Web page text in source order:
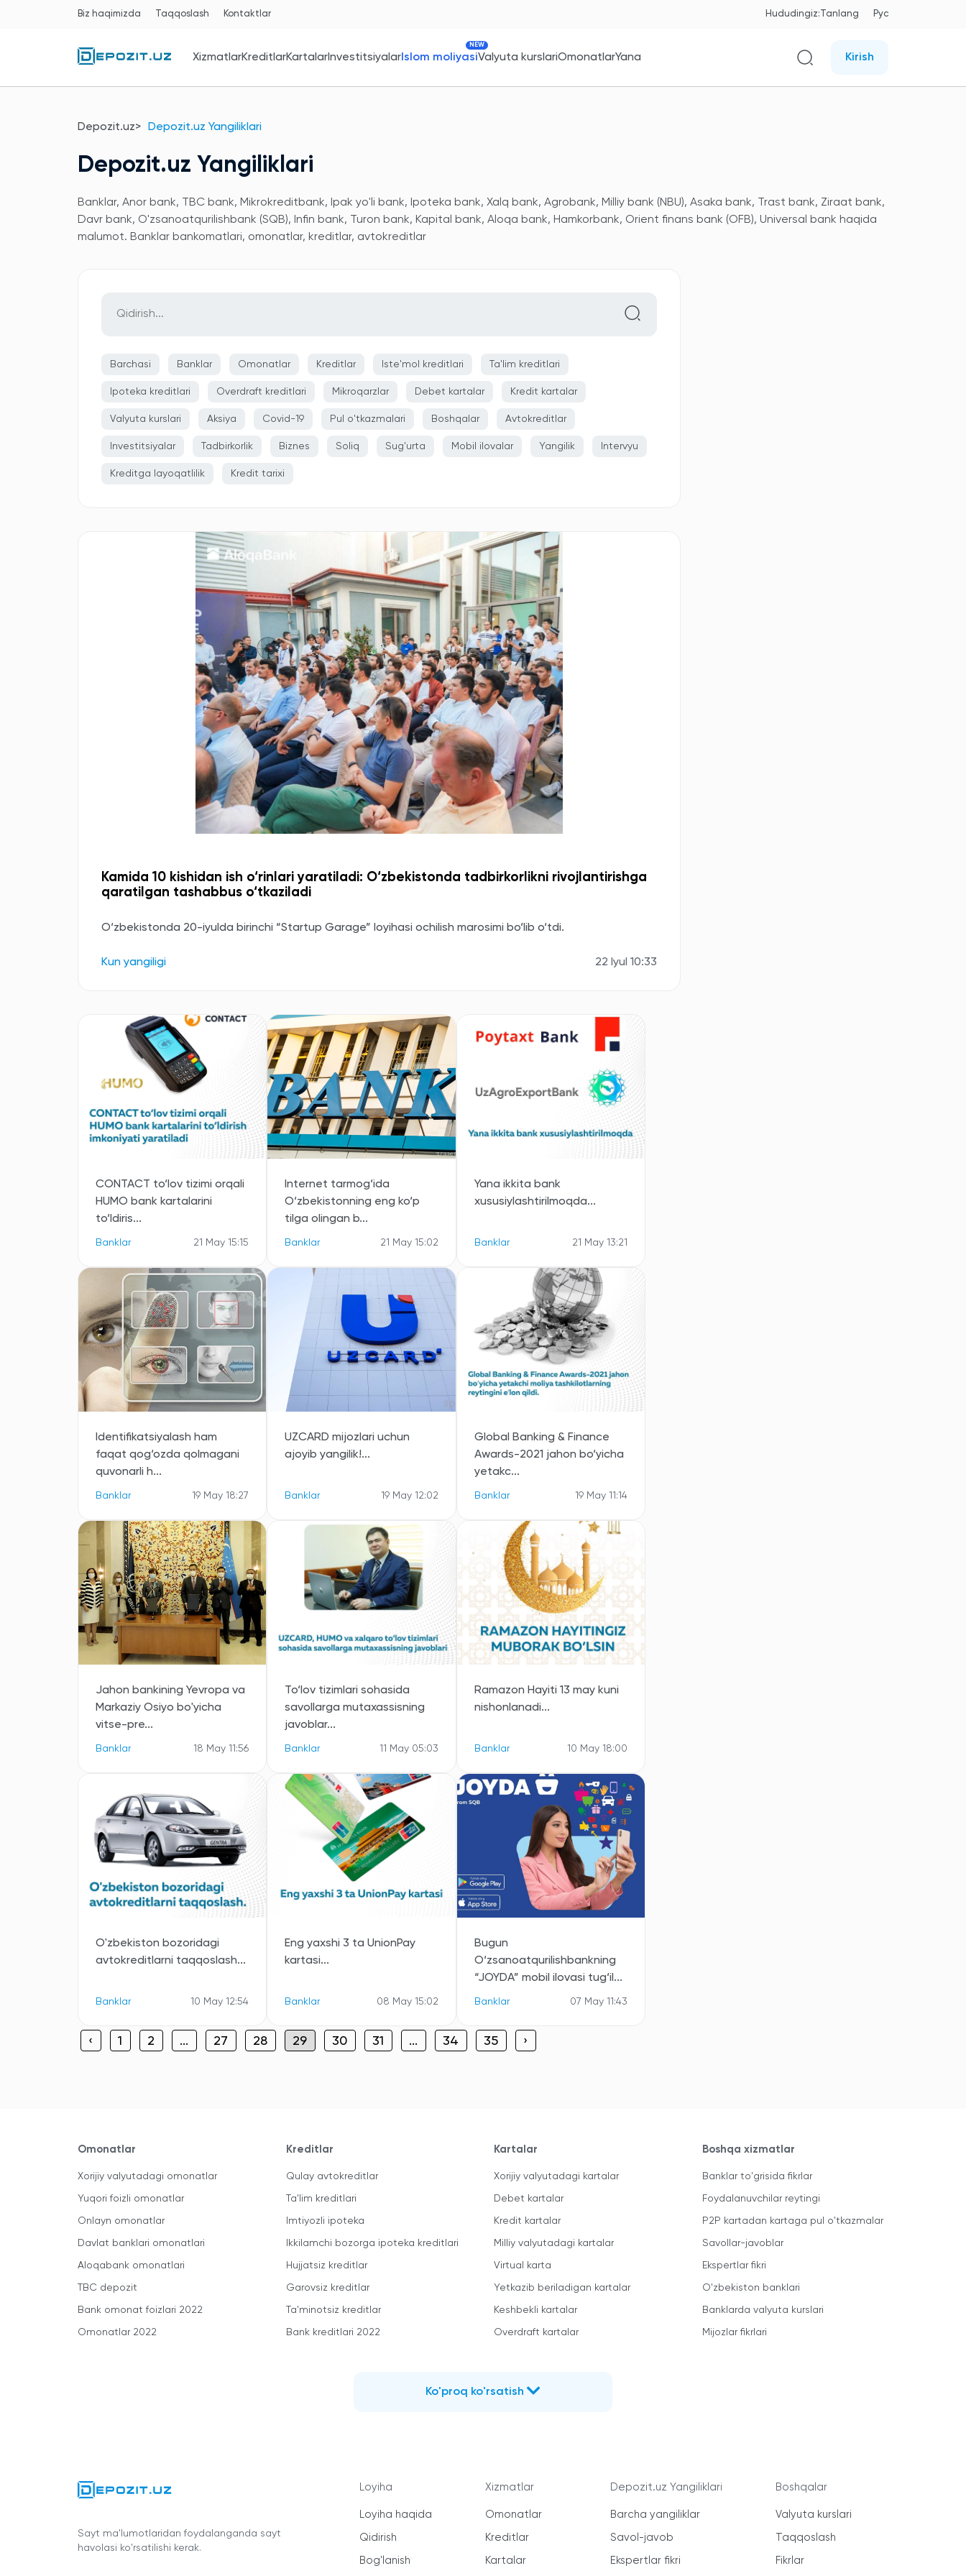
Biz haqimizda Taqqoslash Kontaktlar Hududingiz:Tanlang Рус
XizmatlarKreditlarKartalarInvestitsiyalarIslom moliyasi
NEW
Valyuta kurslariOmonatlarYana Kirish
Depozit.uz Depozit.uz Yangiliklari
Depozit.uz Yangiliklari
Banklar, Anor bank, TBC bank, Mikrokreditbank, Ipak yo'li bank, Ipoteka bank, Xalq bank, Agrobank, Milliy bank (NBU), Asaka bank, Trast bank, Ziraat bank,
Davr bank, O'zsanoatqurilishbank (SQB), Infin bank, Turon bank, Kapital bank, Aloqa bank, Hamkorbank, Orient finans bank (OFB), Universal bank haqida
malumot. Banklar bankomatlari, omonatlar, kreditlar, avtokreditlar
Barchasi Banklar Omonatlar Kreditlar Iste'mol kreditlari Ta'lim kreditlari
Ipoteka kreditlari Overdraft kreditlari Mikroqarzlar Debet kartalar Kredit kartalar
Valyuta kurslari Aksiya Covid-19 Pul o'tkazmalari Boshqalar Avtokreditlar
Investitsiyalar Tadbirkorlik Biznes Soliq Sug'urta Mobil ilovalar Yangilik Intervyu
Kreditga layoqatlilik Kredit tarixi
Kamida 10 kishidan ish o‘rinlari yaratiladi: O‘zbekistonda tadbirkorlikni rivojlantirishga
qaratilgan tashabbus o‘tkaziladi
O‘zbekistonda 20-iyulda birinchi “Startup Garage” loyihasi ochilish marosimi bo‘lib o‘tdi.
Kun yangiligi 22 Iyul 10:33
CONTACT to‘lov tizimi orqali
HUMO bank kartalarini
to‘ldiris...
Banklar 21 May 15:15
Internet tarmog‘ida
O‘zbekistonning eng ko‘p
tilga olingan b...
Banklar 21 May 15:02
Yana ikkita bank
xususiylashtirilmoqda...
Banklar 21 May 13:21
Identifikatsiyalash ham
faqat qog‘ozda qolmagani
quvonarli h...
Banklar 19 May 18:27
UZCARD mijozlari uchun
ajoyib yangilik!...
Banklar 19 May 12:02
Global Banking & Finance
Awards-2021 jahon bo‘yicha
yetakc...
Banklar 19 May 11:14
Jahon bankining Yevropa va
Markaziy Osiyo bo'yicha
vitse-pre...
Banklar 18 May 11:56
To‘lov tizimlari sohasida
savollarga mutaxassisning
javoblar...
Banklar 11 May 05:03
Ramazon Hayiti 13 may kuni
nishonlanadi...
Banklar 10 May 18:00
O'zbekiston bozoridagi
avtokreditlarni taqqoslash...
Banklar 10 May 12:54
Eng yaxshi 3 ta UnionPay
kartasi...
Banklar 08 May 15:02
Bugun
O‘zsanoatqurilishbankning
“JOYDA” mobil ilovasi tug‘il...
Banklar 07 May 11:43
‹ 1 2 ... 27 28 29 30 31 ... 34 35 ›
Omonatlar
Xorijiy valyutadagi omonatlar
Yuqori foizli omonatlar
Onlayn omonatlar
Davlat banklari omonatlari
Aloqabank omonatlari
TBC depozit
Bank omonat foizlari 2022
Omonatlar 2022
Kreditlar
Qulay avtokreditlar
Ta'lim kreditlari
Imtiyozli ipoteka
Ikkilamchi bozorga ipoteka kreditlari
Hujjatsiz kreditlar
Garovsiz kreditlar
Ta'minotsiz kreditlar
Bank kreditlari 2022
Kartalar
Xorijiy valyutadagi kartalar
Debet kartalar
Kredit kartalar
Milliy valyutadagi kartalar
Virtual karta
Yetkazib beriladigan kartalar
Keshbekli kartalar
Overdraft kartalar
Boshqa xizmatlar
Banklar to'grisida fikrlar
Foydalanuvchilar reytingi
P2P kartadan kartaga pul o'tkazmalar
Savollar-javoblar
Ekspertlar fikri
O'zbekiston banklari
Banklarda valyuta kurslari
Mijozlar fikrlari
Ko'proq ko'rsatish
Sayt ma'lumotlaridan foydalanganda sayt
havolasi ko'rsatilishi kerak.
Loyiha
Loyiha haqida
Qidirish
Bog'lanish
Xizmatlar
Omonatlar
Kreditlar
Kartalar
Depozit.uz Yangiliklari
Barcha yangiliklar
Savol-javob
Ekspertlar fikri
Boshqalar
Valyuta kurslari
Taqqoslash
Fikrlar